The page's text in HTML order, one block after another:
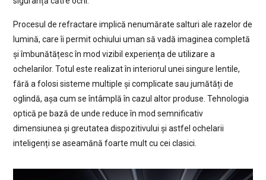
Procesul de refractare implică nenumărate salturi ale razelor de
lumină, care îi permit ochiului uman să vadă imaginea completă
și îmbunătățesc în mod vizibil experiența de utilizare a
ochelarilor. Totul este realizat în interiorul unei singure lentile,
fără a folosi sisteme multiple și complicate sau jumătăți de
oglindă, așa cum se întâmplă în cazul altor produse. Tehnologia
optică pe bază de unde reduce în mod semnificativ
dimensiunea și greutatea dispozitivului și astfel ochelarii
inteligenți se aseamănă foarte mult cu cei clasici.